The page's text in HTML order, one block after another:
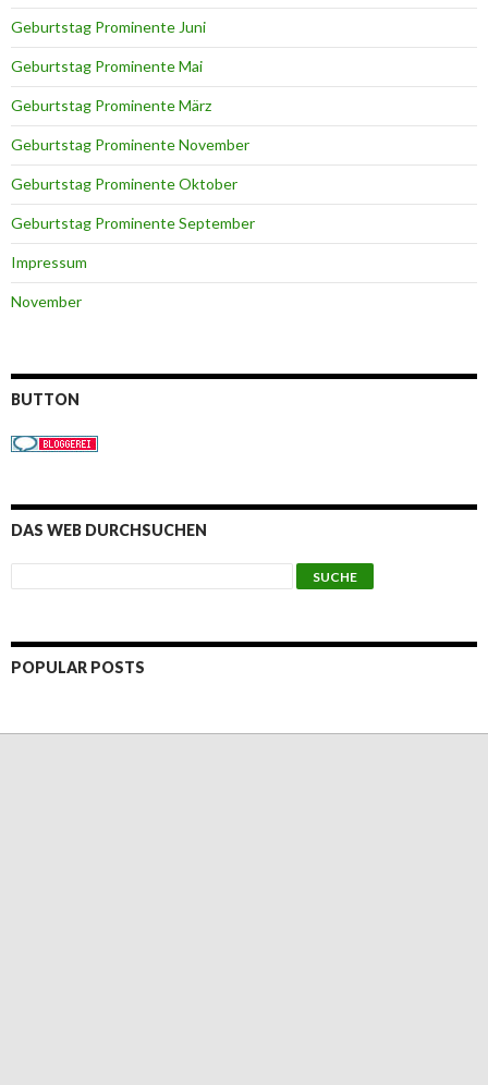
Geburtstag Prominente Juni
Geburtstag Prominente Mai
Geburtstag Prominente März
Geburtstag Prominente November
Geburtstag Prominente Oktober
Geburtstag Prominente September
Impressum
November
BUTTON
DAS WEB DURCHSUCHEN
POPULAR POSTS